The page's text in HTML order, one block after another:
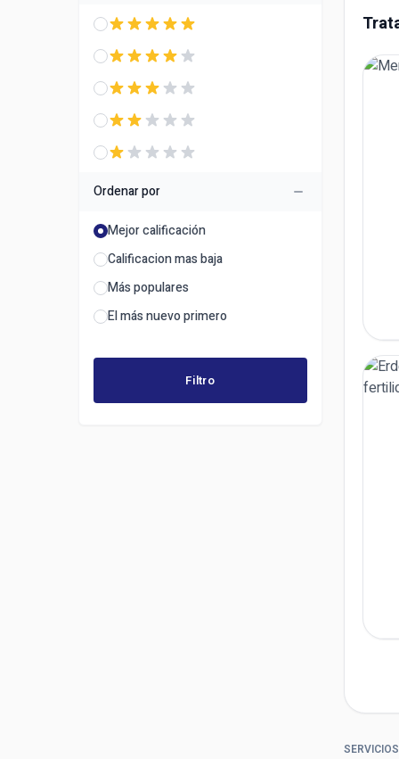
Ordenar por
Mejor calificación
Calificacion mas baja
Más populares
El más nuevo primero
Filtro
SERVICIOS